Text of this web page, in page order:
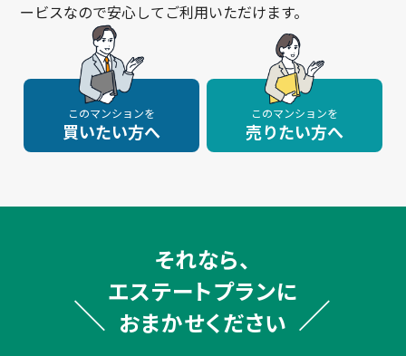
ービスなので安心してご利用いただけます。
このマンションを
買いたい方へ
このマンションを
売りたい方へ
それなら、
エステートプランに
おまかせください